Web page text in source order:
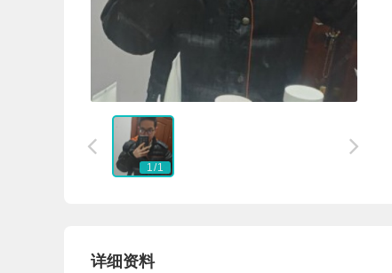

1/1

详细资料